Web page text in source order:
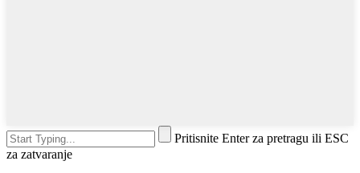
Pritisnite Enter za pretragu ili ESC
za zatvaranje